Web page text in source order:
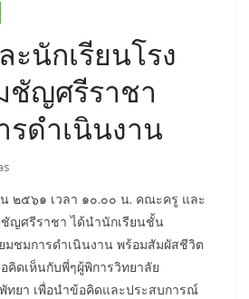
นักเรียนโรง
ชัญศรีราชา
รดำเนินงาน
๒๕๖๑ เวลา ๑๐.๐๐ น. คณะครู และ
ชัญศรีราชา ได้นำนักเรียนชั้น
ชมการดำเนินงาน พร้อมสัมผัสชีวิต
คิดเห็นกับพี่ๆผู้พิการวิทยาลัย
ทยา เพื่อนำข้อคิดและประสบการณ์